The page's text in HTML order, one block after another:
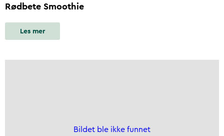
Rødbete Smoothie
Les mer
Bildet ble ikke funnet